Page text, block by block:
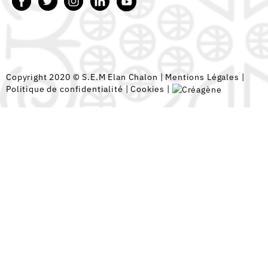
Copyright 2020 © S.E.M Elan Chalon | Mentions Légales |
Politique de confidentialité |Cookies |